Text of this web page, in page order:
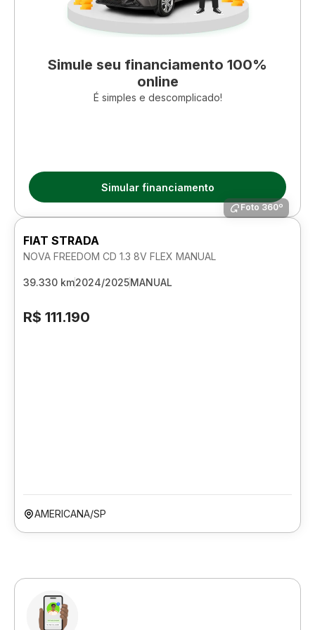
Simule seu financiamento 100%
online
É simples e descomplicado!
Simular financiamento
Foto 360º
FIAT STRADA
NOVA FREEDOM CD 1.3 8V FLEX MANUAL
39.330 km2024/2025MANUAL
R$ 111.190
AMERICANA/SP